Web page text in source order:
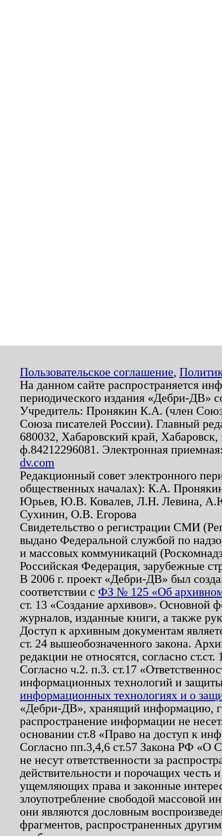
Пользовательское соглашение,
На данном сайте распространяется
периодического издания «Дебри-ДВ»
Учредитель: Пронякин К.А. (член
Союза писателей России). Главный
680032, Хабаровский край,
ф.84212296081. Электронная
dv.com
Редакционный совет электронного
общественных началах): К.А.
Юрьев, Ю.В. Ковалев, Л.Н. Левина,
Сухинин, О.В. Егорова
Свидетельство о регистрации СМИ
выдано Федеральной службой по
и массовых коммуникаций
Российская Федерация, зарубежные
В 2006 г. проект «Дебри-ДВ» был
соответствии с ФЗ № 125 «Об
ст. 13 «Создание архивов». Основной
журналов, изданные книги, а также
Доступ к архивным документам
ст. 24 вышеобозначенного закона.
редакции не относятся, согласно
Согласно ч.2. п.3. ст.17
информационных технологий и
информационных технологиях и о
«Дебри-ДВ», хранящий информацию,
распространение информации не
основании ст.8 «Право на доступ к
Согласно пп.3,4,6 ст.57 Закона РФ «О
не несут ответственности за
действительности и порочащих честь
ущемляющих права и законные
злоупотребление свободой массовой
они являются дословным
фрагментов, распространенных